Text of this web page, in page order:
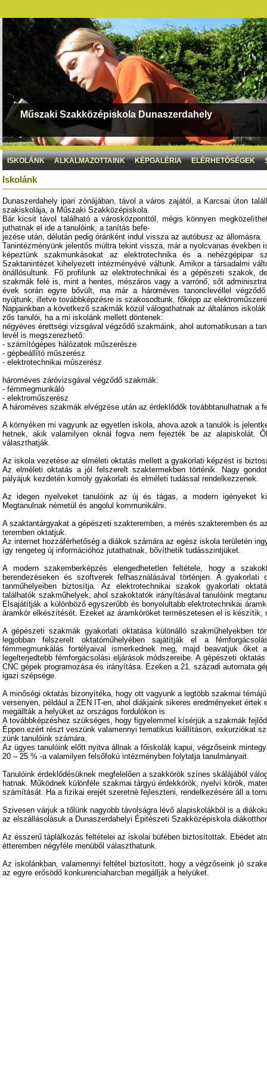
Műszaki Szakközépiskola Dunaszerdahely
ISKOLÁNK ALKALMAZOTTAINK KÉPGALÉRIA ELÉRHETŐSÉGEK
Iskolánk
Dunaszerdahely ipari zónájában, távol a város zajától, a Karcsai úton
szakiskolája, a Műszaki Szakközépiskola.
Bár kicsit távol található a városközponttól, mégis könnyen
juthatnak el ide a tanulóink, a tanítás befe-
jezése után, délután pedig óránként indul vissza az autóbusz az állomásra.
Tanintézményünk jelentős múltra tekint vissza, már a nyolcvanas években
képeztünk szakmunkásokat az elektrotechnika és a nehézgépipar
Szaktanintézet kihelyezett intézményévé váltunk. Amikor a társadalmi
önállósultunk. Fő profilunk az elektrotechnikai és a gépészeti szakok,
szakmák felé is, mint a hentes, mészáros vagy a varrónő, sőt
évek során egyre bővült, ma már a hároméves tanonclevéllel
nyújtunk, illetve továbbképzésre is szakosodtunk, főképp az
Napjainkban a következő szakmák közül válogathatnak az általános
zős tanulói, ha a mi iskolánk mellett döntenek:
négyéves érettségi vizsgával végződő szakmáink, ahol automatikusan a
levél is megszerezhető:
- számítógépes hálózatok műszerésze
- gépbeállító műszerész
- elektrotechnikai műszerész
hároméves záróvizsgával végződő szakmák:
- fémmegmunkáló
- elektroműszerész
A hároméves szakmák elvégzése után az érdeklődők továbbtanulhatnak a
A környéken mi vagyunk az egyetlen iskola, ahova azok a tanulók is
hetnek, akik valamilyen oknál fogva nem fejezték be az alapiskolát.
választhatják.
Az iskola vezetése az elméleti oktatás mellett a gyakorlati képzést is
Az elméleti oktatás a jól felszerelt szaktermekben történik. Nagy
pályájuk kezdetén komoly gyakorlati és elméleti tudással rendelkezzenek.
Az idegen nyelveket tanulóink az új és tágas, a modern igényeket
Megtanulnak németül és angolul kommunikálni.
A szaktantárgyakat a gépészeti szakteremben, a mérés szakteremben és
teremben oktatjuk.
Az internet hozzáférhetőség a diákok számára az egész iskola területén
így rengeteg új információhoz jutathatnak, bővíthetik tudásszintjüket.
A modern szakemberképzés elengedhetetlen feltétele, hogy a
berendezéseken és szoftverek felhasználásával történjen. A
tanműhelyeiben biztosítja. Az elektrotechnikai szakok gyakorlati
találhatók szakműhelyek, ahol szakoktatók irányításával tanulóink
Elsajátítják a különböző egyszerűbb és bonyolultabb elektrotechnikai
áramkör elkészítését. Ezeket az áramköröket természetesen el is készítik,
A gépészeti szakmák gyakorlati oktatása különálló szakműhelyekben
legjobban felszerelt oktatóműhelyében sajátítják el a
fémmegmunkálás fortélyaival ismerkednek meg, majd beavatjuk
legelterjedtebb fémforgácsolási eljárások módszereibe. A gépészeti
CNC gépek programozása és irányítása. Ezeken a 21. századi automata
igazi szépsége.
A minőségi oktatás bizonyítéka, hogy ott vagyunk a legtöbb szakmai témájú
versenyen, például a ZEN IT-en, ahol diákjaink sikeres eredményeket értek
megállták a helyüket az országos fordulókon is.
A továbbképzéshez szükséges, hogy figyelemmel kísérjük a szakmák
Éppen ezért részt veszünk valamennyi tematikus kiállításon, exkurziókat
zünk tanulóink számára.
Az ügyes tanulóink előtt nyitva állnak a főiskolák kapui, végzőseink mintegy
20 – 25 % -a valamilyen felsőfokú intézményben folytatja tanulmányait.
Tanulóink érdeklődésüknek megfelelően a szakkörök színes skálájából
hatnak. Működnek különféle szakmai tárgyú érdekkörök, nyelvi körök,
számítását. Ha a fizikai erejét szeretné fejleszteni, rendelkezésére áll a
Szivesen várjuk a tőlünk nagyobb távolságra lévő alapiskolákból is a
az elszállásolásuk a Dunaszerdahelyi Épitészeti Szakközépiskola
Az ésszerű táplálkozás feltételei az iskolai büfében biztosítottak. Ebédet
étteremben négyféle menüből választhatunk.
Az iskolánkban, valamennyi feltétel biztosított, hogy a végzőseink jó
az egyre erősödő konkurenciaharcban megállják a helyüket.